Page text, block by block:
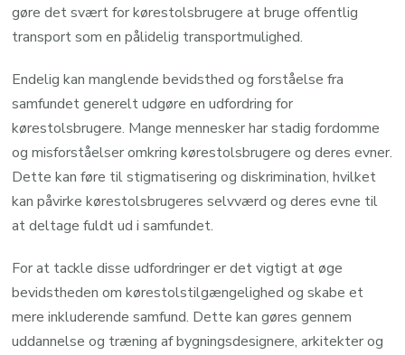
gøre det svært for kørestolsbrugere at bruge offentlig
transport som en pålidelig transportmulighed.
Endelig kan manglende bevidsthed og forståelse fra
samfundet generelt udgøre en udfordring for
kørestolsbrugere. Mange mennesker har stadig fordomme
og misforståelser omkring kørestolsbrugere og deres evner.
Dette kan føre til stigmatisering og diskrimination, hvilket
kan påvirke kørestolsbrugeres selvværd og deres evne til
at deltage fuldt ud i samfundet.
For at tackle disse udfordringer er det vigtigt at øge
bevidstheden om kørestolstilgængelighed og skabe et
mere inkluderende samfund. Dette kan gøres gennem
uddannelse og træning af bygningsdesignere, arkitekter og